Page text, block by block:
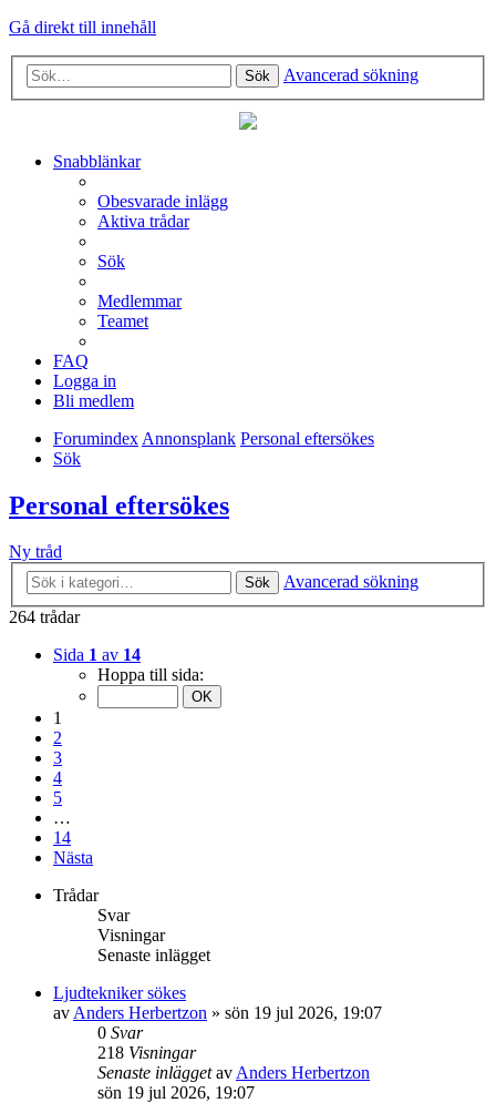
Gå direkt till innehåll
Sök Avancerad sökning
Snabblänkar
Obesvarade inlägg
Aktiva trådar
Sök
Medlemmar
Teamet
FAQ
Logga in
Bli medlem
Forumindex Annonsplank Personal eftersökes
Sök
Personal eftersökes
Ny tråd
Sök
Avancerad sökning
264 trådar
Sida 1 av 14
Hoppa till sida:
1
2
3
4
5
…
14
Nästa
Trådar
Svar
Visningar
Senaste inlägget
Ljudtekniker sökes
av Anders Herbertzon » sön 19 jul 2026, 19:07
0 Svar
218 Visningar
Senaste inläggetav Anders Herbertzon
sön 19 jul 2026, 19:07